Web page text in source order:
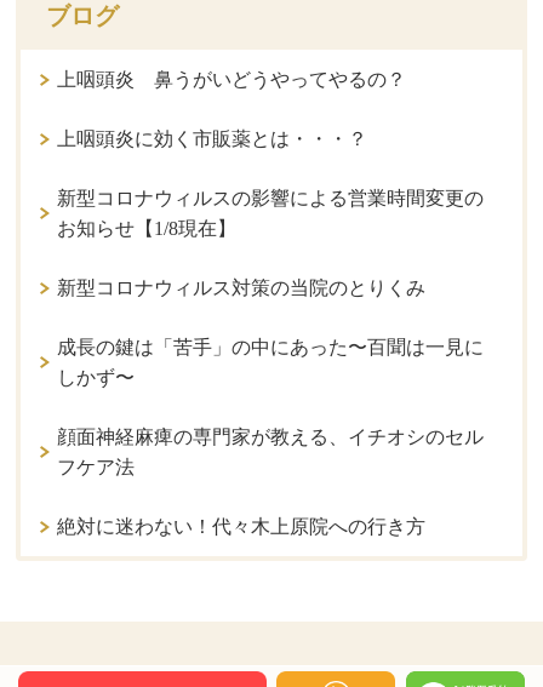
ブログ
上咽頭炎 鼻うがいどうやってやるの？
上咽頭炎に効く市販薬とは・・・？
新型コロナウィルスの影響による営業時間変更の
お知らせ【1/8現在】
新型コロナウィルス対策の当院のとりくみ
成長の鍵は「苦手」の中にあった〜百聞は一見に
しかず〜
顔面神経麻痺の専門家が教える、イチオシのセル
フケア法
絶対に迷わない！代々木上原院への行き方